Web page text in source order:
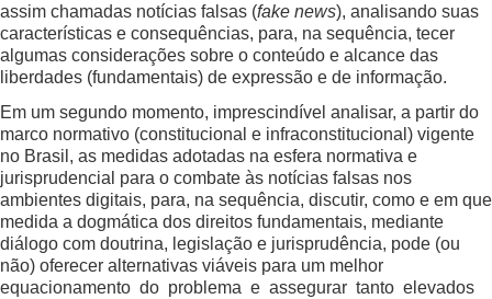
assim chamadas notícias falsas (fake news), analisando suas
características e consequências, para, na sequência, tecer
algumas considerações sobre o conteúdo e alcance das
liberdades (fundamentais) de expressão e de informação.
Em um segundo momento, imprescindível analisar, a partir do
marco normativo (constitucional e infraconstitucional) vigente
no Brasil, as medidas adotadas na esfera normativa e
jurisprudencial para o combate às notícias falsas nos
ambientes digitais, para, na sequência, discutir, como e em que
medida a dogmática dos direitos fundamentais, mediante
diálogo com doutrina, legislação e jurisprudência, pode (ou
não) oferecer alternativas viáveis para um melhor
equacionamento do problema e assegurar tanto elevados